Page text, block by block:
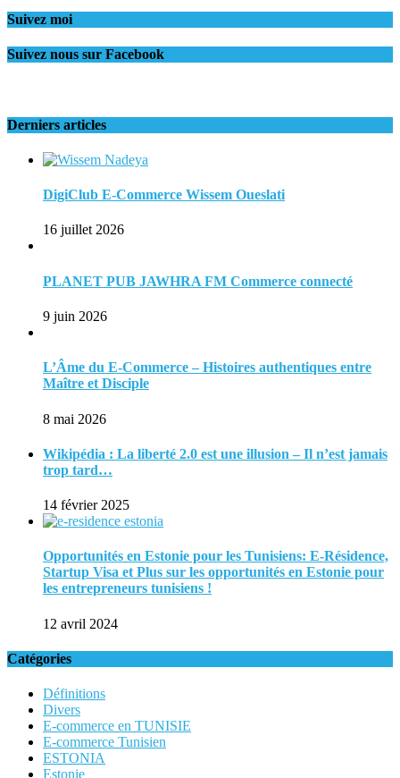
Suivez moi
Suivez nous sur Facebook
Derniers articles
DigiClub E-Commerce Wissem Oueslati
16 juillet 2026
PLANET PUB JAWHRA FM Commerce connecté
9 juin 2026
L’Âme du E-Commerce – Histoires authentiques entre
Maître et Disciple
8 mai 2026
Wikipédia : La liberté 2.0 est une illusion – Il n’est jamais
trop tard…
14 février 2025
Opportunités en Estonie pour les Tunisiens: E-Résidence,
Startup Visa et Plus sur les opportunités en Estonie pour
les entrepreneurs tunisiens !
12 avril 2024
Catégories
Définitions
Divers
E-commerce en TUNISIE
E-commerce Tunisien
ESTONIA
Estonie